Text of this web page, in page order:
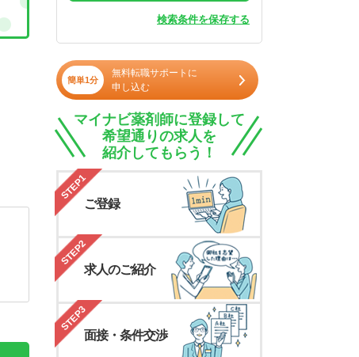
検索条件を保存する
簡単1分
無料転職サポートに
申し込む
マイナビ薬剤師に登録して
希望通りの求人を
紹介してもらう！
STEP1
ご登録
STEP2
求人のご紹介
STEP3
面接・条件交渉